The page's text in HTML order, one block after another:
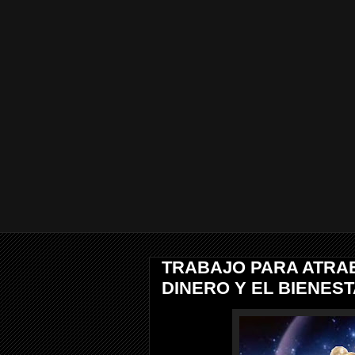
TRABAJO PARA
DINERO Y EL